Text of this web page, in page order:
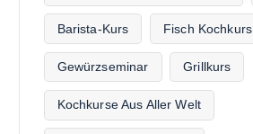
Barista-Kurs Fisch Kochkurs
Gewürzseminar Grillkurs
Kochkurse Aus Aller Welt